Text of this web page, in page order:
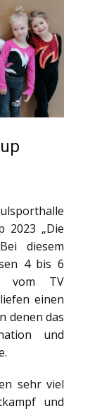
2023 „Die
diesem
4 bis 6
vom TV
einen
denen das
und
sehr viel
und